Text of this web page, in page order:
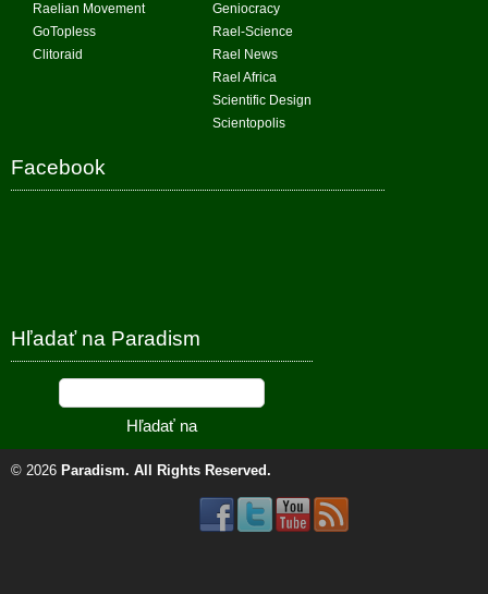
Raelian Movement
GoTopless
Clitoraid
Geniocracy
Rael-Science
Rael News
Rael Africa
Scientific Design
Scientopolis
Facebook
Hľadať na Paradism
© 2026 Paradism. All Rights Reserved.